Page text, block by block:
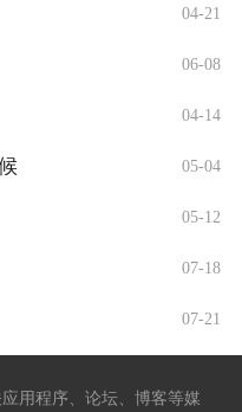
04-21
06-08
04-14
05-04
05-12
07-18
07-21
用程序、论坛、博客等媒